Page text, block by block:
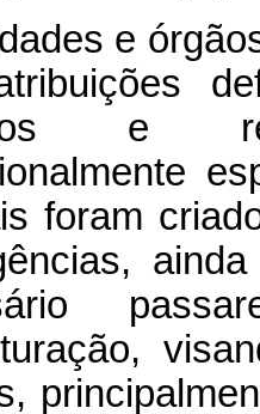
e
e
foram